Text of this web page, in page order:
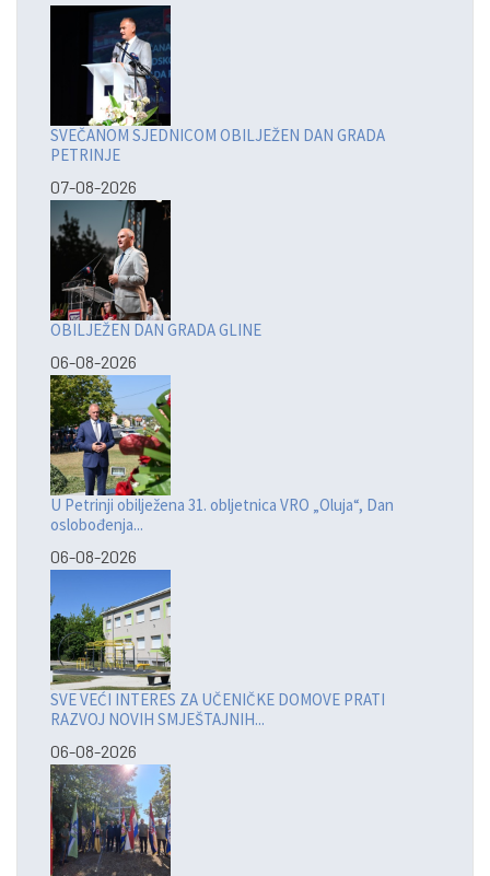
SVEČANOM SJEDNICOM OBILJEŽEN DAN GRADA
PETRINJE
07-08-2026
OBILJEŽEN DAN GRADA GLINE
06-08-2026
U Petrinji obilježena 31. obljetnica VRO „Oluja“, Dan
oslobođenja...
06-08-2026
SVE VEĆI INTERES ZA UČENIČKE DOMOVE PRATI
RAZVOJ NOVIH SMJEŠTAJNIH...
06-08-2026